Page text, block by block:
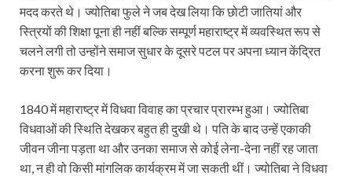
मदद करते थे। ज्योतिबा फुले ने जब देख लिया कि छोटी जातियां और
स्त्रियों की शिक्षा पूना ही नहीं बल्कि सम्पूर्ण महाराष्ट्र में व्यवस्थित रूप से
चलने लगी तो उन्होंने समाज सुधार के दूसरे पटल पर अपना ध्यान केंद्रित
करना शुरू कर दिया।
1840 में महाराष्ट्र में विधवा विवाह का प्रचार प्रारम्भ हुआ। ज्योतिबा
विधवाओं की स्थिति देखकर बहुत ही दुखी थे। पति के बाद उन्हें एकाकी
जीवन जीना पड़ता था और उनका समाज से कोई लेना-देना नहीं रह जाता
था, न ही वो किसी मांगलिक कार्यक्रम में जा सकती थीं। ज्योतिबा ने विधवा